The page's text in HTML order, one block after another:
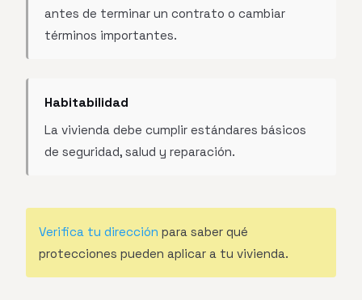
antes de terminar un contrato o cambiar
términos importantes.
Habitabilidad
La vivienda debe cumplir estándares básicos
de seguridad, salud y reparación.
Verifica tu dirección para saber qué
protecciones pueden aplicar a tu vivienda.